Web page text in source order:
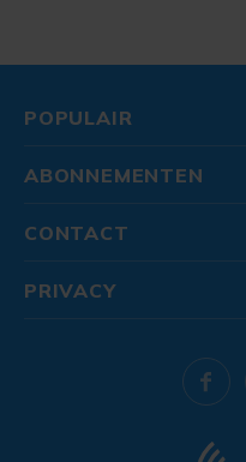
POPULAIR
ABONNEMENTEN
CONTACT
PRIVACY